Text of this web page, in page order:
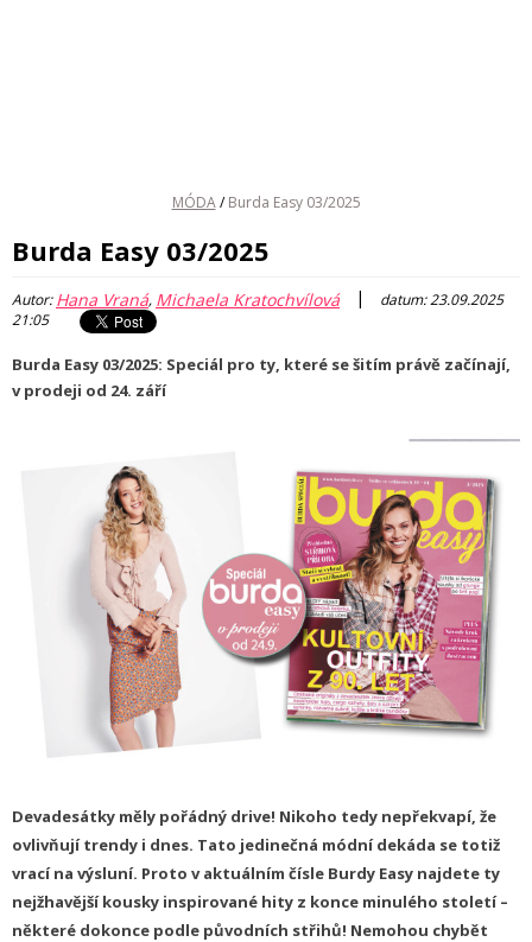
MÓDA / Burda Easy 03/2025
Burda Easy 03/2025
Autor:Hana Vraná, Michaela Kratochvílová |
datum: 23.09.2025
21:05
Burda Easy 03/2025: Speciál pro ty, které se šitím právě začínají,
v prodeji od 24. září
Devadesátky měly pořádný drive! Nikoho tedy nepřekvapí, že
ovlivňují trendy i dnes. Tato jedinečná módní dekáda se totiž
vrací na výsluní. Proto v aktuálním čísle Burdy Easy najdete ty
nejžhavější kousky inspirované hity z konce minulého století –
některé dokonce podle původních střihů! Nemohou chybět